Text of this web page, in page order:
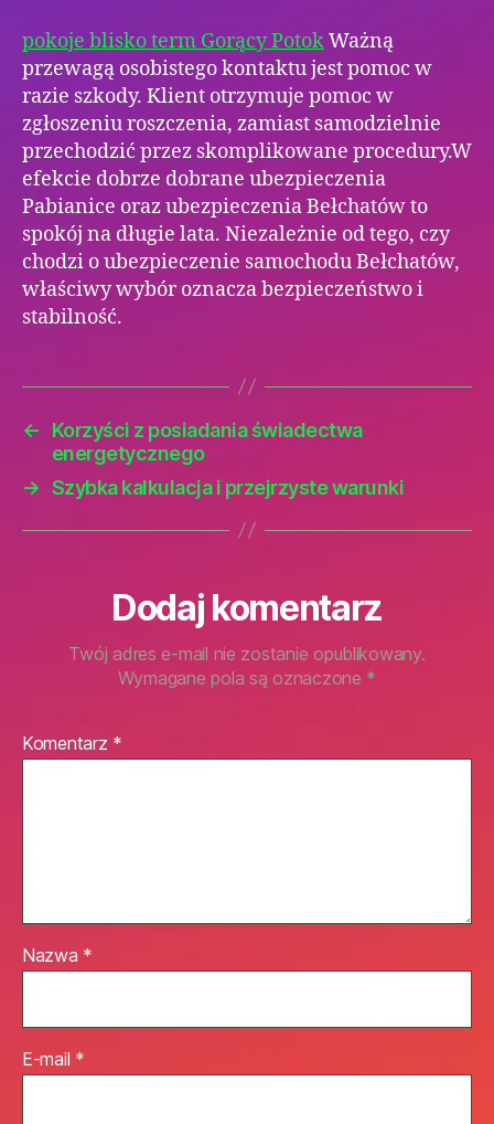
pokoje blisko term Gorący PotokWażną
przewagą osobistego kontaktu jest pomoc w
razie szkody. Klient otrzymuje pomoc w
zgłoszeniu roszczenia, zamiast samodzielnie
przechodzić przez skomplikowane procedury.W
efekcie dobrze dobrane ubezpieczenia
Pabianice oraz ubezpieczenia Bełchatów to
spokój na długie lata. Niezależnie od tego, czy
chodzi o ubezpieczenie samochodu Bełchatów,
właściwy wybór oznacza bezpieczeństwo i
stabilność.
←
Korzyści z posiadania świadectwa
energetycznego
→ Szybka kalkulacja i przejrzyste warunki
Dodaj komentarz
Twój adres e-mail nie zostanie opublikowany.
Wymagane pola są oznaczone *
Komentarz *
Nazwa *
E-mail *